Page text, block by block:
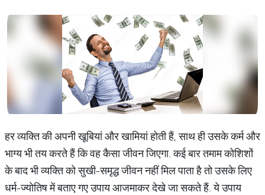
हर व्‍यक्ति की अपनी खूबियां और खामियां होती हैं, साथ ही उसके कर्म और
भाग्‍य भी तय करते हैं कि वह कैसा जीवन जिएगा. कई बार तमाम कोशिशों
के बाद भी व्‍यक्ति को सुखी-समृ‍द्ध जीवन नहीं मिल पाता है तो उसके लिए
धर्म-ज्‍योतिष में बताए गए उपाय आजमाकर देखे जा सकते हैं. ये उपाय